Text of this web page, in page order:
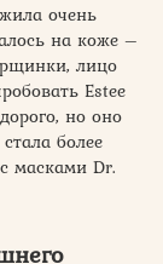
очень
на коже –
лицо
Estee
но оно
более
масками Dr.